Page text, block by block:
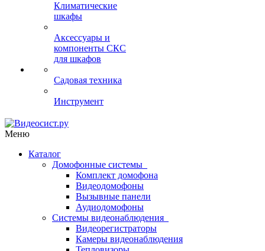
Климатические
шкафы
Аксессуары и
компоненты СКС
для шкафов
Садовая техника
Инструмент
Меню
Каталог
Домофонные системы
Комплект домофона
Видеодомофоны
Вызывные панели
Аудиодомофоны
Системы видеонаблюдения
Видеорегистраторы
Камеры видеонаблюдения